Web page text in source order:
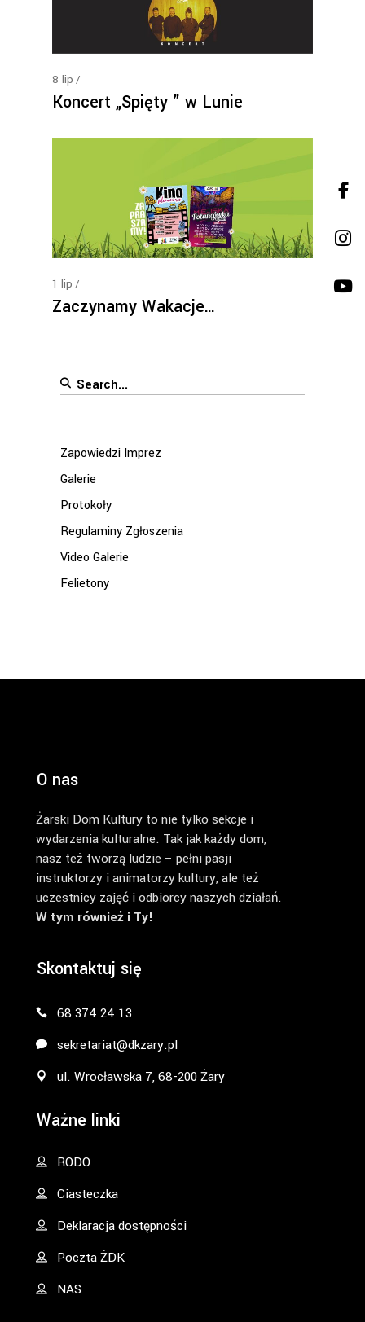
8 lip
Koncert „Spięty ” w Lunie
1 lip
Zaczynamy Wakacje…
Search
Zapowiedzi Imprez
Galerie
Protokoły
Regulaminy Zgłoszenia
Video Galerie
Felietony
O nas
Żarski Dom Kultury to nie tylko sekcje i
wydarzenia kulturalne. Tak jak każdy dom,
nasz też tworzą ludzie – pełni pasji
instruktorzy i animatorzy kultury, ale też
uczestnicy zajęć i odbiorcy naszych działań.
W tym również i Ty!
Skontaktuj się
68 374 24 13
sekretariat@dkzary.pl
ul. Wrocławska 7, 68-200 Żary
Ważne linki
RODO
Ciasteczka
Deklaracja dostępności
Poczta ŻDK
NAS